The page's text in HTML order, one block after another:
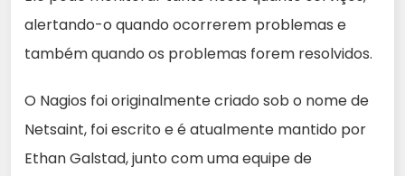
alertando-o quando ocorrerem problemas e
também quando os problemas forem resolvidos.
O Nagios foi originalmente criado sob o nome de
Netsaint, foi escrito e é atualmente mantido por
Ethan Galstad, junto com uma equipe de